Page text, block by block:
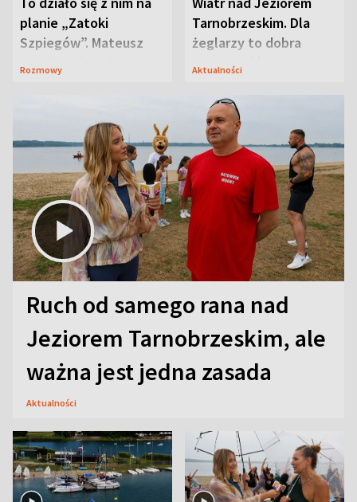
planie „Zatoki
Szpiegów”. Mateusz
Janicki odsłonił
Rozmowy
Tarnobrzeskim. Dla
żeglarzy to dobra
wiadomość
Aktualności
Ruch od samego rana nad
Jeziorem Tarnobrzeskim, ale
ważna jest jedna zasada
Aktualności